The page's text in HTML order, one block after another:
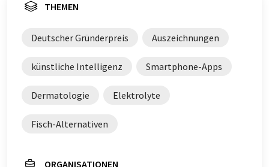
THEMEN
Deutscher Gründerpreis Auszeichnungen
künstliche Intelligenz Smartphone-Apps
Dermatologie Elektrolyte
Fisch-Alternativen
ORGANISATIONEN